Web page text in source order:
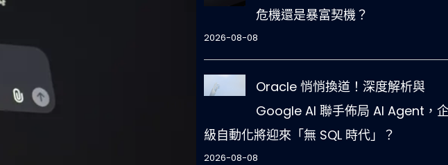
危機還是暴富契機？
2026-08-08
Oracle 悄悄換道！深度解析與
Google AI 聯手佈局 AI Agent，
級自動化將迎來「無 SQL 時代」？
2026-08-08